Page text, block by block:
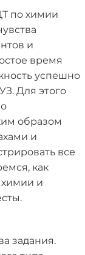
по химии
и
время
успешно
Для этого
образом
и
все
как
и
задания.